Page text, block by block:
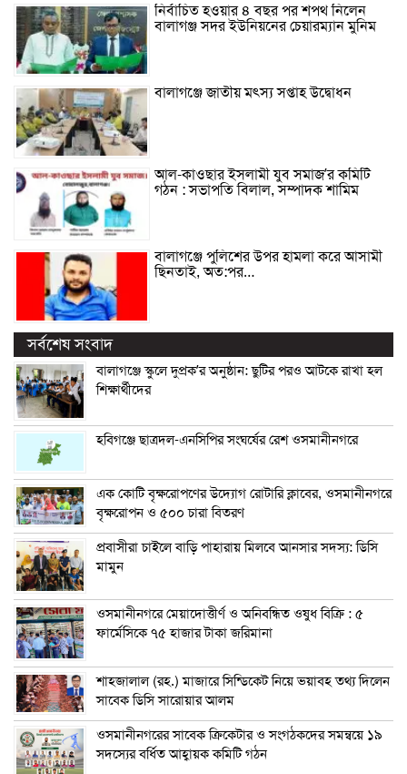
নির্বাচিত হওয়ার ৪ বছর পর শপথ নিলেন
বালাগঞ্জ সদর ইউনিয়নের চেয়ারম্যান মুনিম
বালাগঞ্জে জাতীয় মৎস্য সপ্তাহ উদ্বোধন
আল-কাওছার ইসলামী যুব সমাজ’র কমিটি
গঠন : সভাপতি বিলাল, সম্পাদক শামিম
বালাগঞ্জে পুলিশের উপর হামলা করে আসামী
ছিনতাই, অত:পর…
সর্বশেষ সংবাদ
বালাগঞ্জে স্কুলে দুপ্রক’র অনুষ্ঠান: ছুটির পরও আটকে রাখা হল
শিক্ষার্থীদের
হবিগঞ্জে ছাত্রদল-এনসিপির সংঘর্ষের রেশ ওসমানীনগরে
এক কোটি বৃক্ষরোপণের উদ্যোগ রোটারি ক্লাবের, ওসমানীনগরে
বৃক্ষরোপন ও ৫০০ চারা বিতরণ
প্রবাসীরা চাইলে বাড়ি পাহারায় মিলবে আনসার সদস্য: ডিসি
মামুন
ওসমানীনগরে মেয়াদোত্তীর্ণ ও অনিবন্ধিত ওষুধ বিক্রি : ৫
ফার্মেসিকে ৭৫ হাজার টাকা জরিমানা
শাহজালাল (রহ.) মাজারে সিন্ডিকেট নিয়ে ভয়াবহ তথ্য দিলেন
সাবেক ডিসি সারোয়ার আলম
ওসমানীনগরের সাবেক ক্রিকেটার ও সংগঠকদের সমন্বয়ে ১৯
সদস্যের বর্ধিত আহ্বায়ক কমিটি গঠন